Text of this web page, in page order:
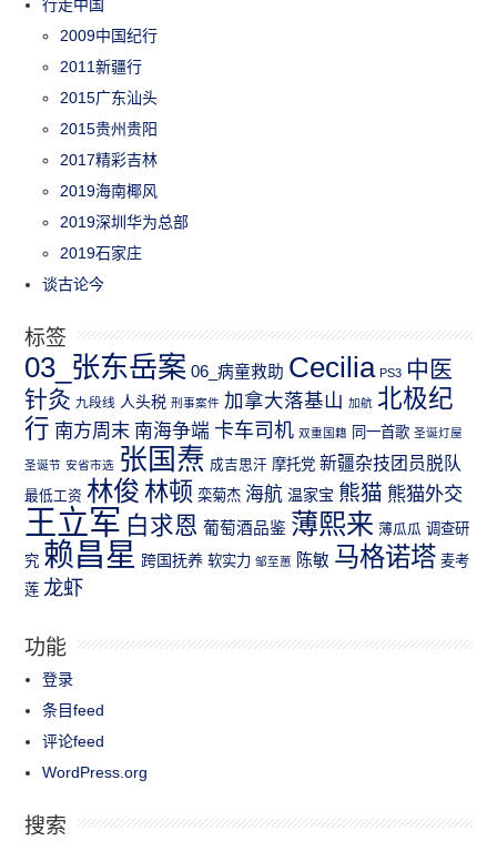
行走中国
2009中国纪行
2011新疆行
2015广东汕头
2015贵州贵阳
2017精彩吉林
2019海南椰风
2019深圳华为总部
2019石家庄
谈古论今
标签
03_张东岳案 06_病童救助 Cecilia PS3 中医
针灸 九段线 人头税 刑事案件 加拿大落基山 加航 北极纪
行 南方周末 南海争端 卡车司机 双重国籍 同一首歌 圣诞灯屋
圣诞节 安省市选 张国焘 成吉思汗 摩托党 新疆杂技团员脱队
最低工资 林俊 林顿 栾菊杰 海航 温家宝 熊猫 熊猫外交
王立军 白求恩 葡萄酒品鉴 薄熙来 薄瓜瓜 调查研
究 赖昌星 跨国抚养 软实力 邹至蕙 陈敏 马格诺塔 麦考
莲 龙虾
功能
登录
条目feed
评论feed
WordPress.org
搜索